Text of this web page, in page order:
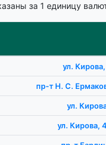
за 1 единицу
ул.
пр-т Н. С.
ул.
ул. Кирова,